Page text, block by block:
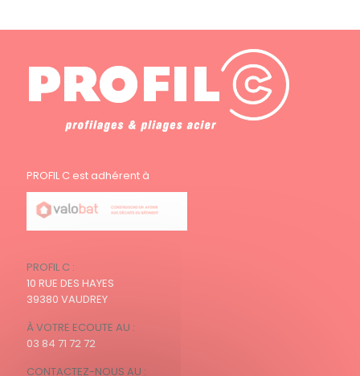
PROFIL C est adhérent à
PROFIL C :
10 RUE DES HAYES
39380 VAUDREY
À VOTRE ECOUTE AU :
03 84 71 72 72
CONTACTEZ-NOUS AU :